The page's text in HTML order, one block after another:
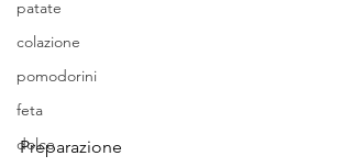
patate
colazione
pomodorini
feta
dolce
Preparazione